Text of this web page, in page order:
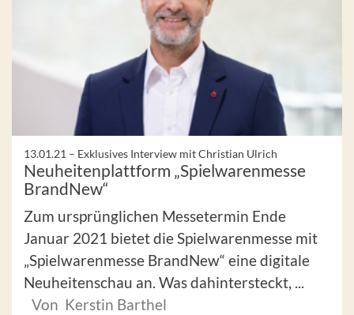
13.01.21 – Exklusives Interview mit Christian Ulrich
Neuheitenplattform „Spielwarenmesse
BrandNew“
Zum ursprünglichen Messetermin Ende
Januar 2021 bietet die Spielwarenmesse mit
„Spielwarenmesse BrandNew“ eine digitale
Neuheitenschau an. Was dahintersteckt, ...
Von Kerstin Barthel